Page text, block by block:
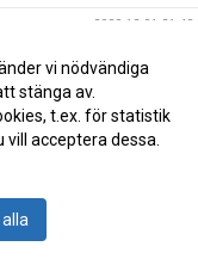
2020-12-01 21:48
HT-20! 2020-11-24 21:02
2020-10-31 12:32
vi nödvändiga
stänga av.
t.ex. för statistik
acceptera dessa.